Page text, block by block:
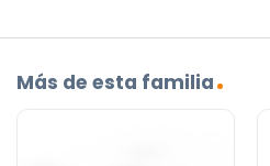
Más de esta familia